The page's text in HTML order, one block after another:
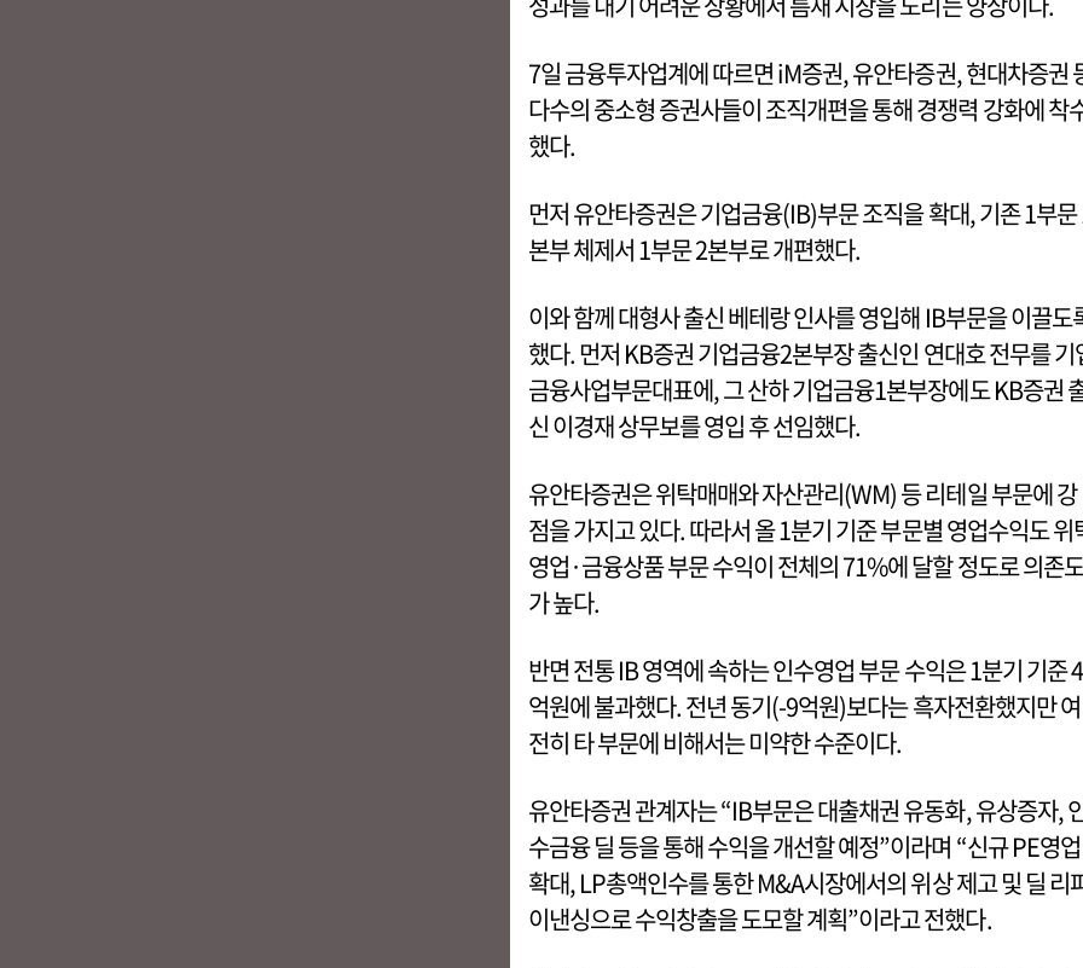
7일 금융투자업계에 따르면 iM증권, 유안타증권, 현대차증권
다수의 중소형 증권사들이 조직개편을 통해 경쟁력 강화에 착
했다.
먼저 유안타증권은 기업금융(IB)부문 조직을 확대, 기존 1부문
본부 체제서 1부문 2본부로 개편했다.
이와 함께 대형사 출신 베테랑 인사를 영입해 IB부문을 이끌도
했다. 먼저 KB증권 기업금융2본부장 출신인 연대호 전무를 기
금융사업부문대표에, 그 산하 기업금융1본부장에도 KB증권
신 이경재 상무보를 영입 후 선임했다.
유안타증권은 위탁매매와 자산관리(WM) 등 리테일 부문에 강
점을 가지고 있다. 따라서 올 1분기 기준 부문별 영업수익도 위
영업·금융상품 부문 수익이 전체의 71%에 달할 정도로 의존도
가 높다.
반면 전통 IB 영역에 속하는 인수영업 부문 수익은 1분기 기준
억원에 불과했다. 전년 동기(-9억원)보다는 흑자전환했지만 여
전히 타 부문에 비해서는 미약한 수준이다.
유안타증권 관계자는 “IB부문은 대출채권 유동화, 유상증자,
수금융 딜 등을 통해 수익을 개선할 예정”이라며 “신규 PE영업
확대, LP총액인수를 통한 M&A시장에서의 위상 제고 및 딜 리
이낸싱으로 수익창출을 도모할 계획”이라고 전했다.